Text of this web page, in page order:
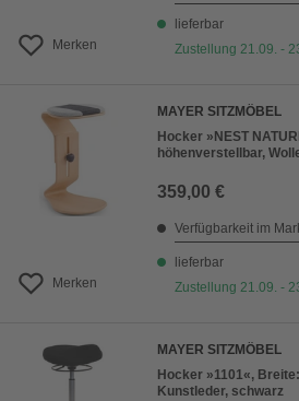
Merken
lieferbar
Zustellung 21.09. -
Merken
MAYER SITZMÖBEL
Hocker »NEST
höhenverstellbar,
359,00 €
Verfügbarkeit im
lieferbar
Zustellung 21.09. -
MAYER SITZMÖBEL
Hocker »1101«,
Kunstleder, schwarz